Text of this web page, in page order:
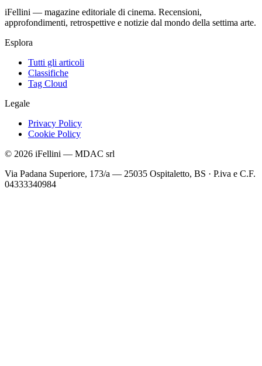
iFellini — magazine editoriale di cinema. Recensioni,
approfondimenti, retrospettive e notizie dal mondo della settima arte.
Esplora
Tutti gli articoli
Classifiche
Tag Cloud
Legale
Privacy Policy
Cookie Policy
© 2026 iFellini — MDAC srl
Via Padana Superiore, 173/a — 25035 Ospitaletto, BS · P.iva e C.F.
04333340984